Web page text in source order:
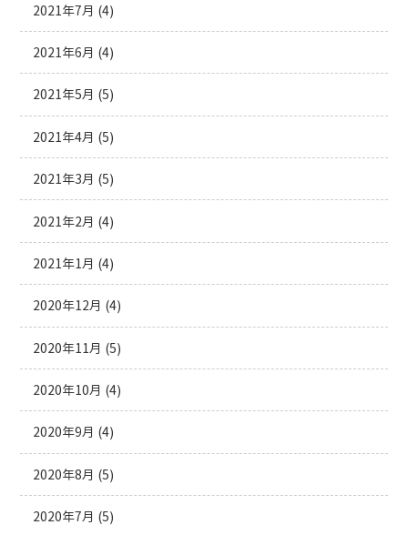
2021年7月 (4)
2021年6月 (4)
2021年5月 (5)
2021年4月 (5)
2021年3月 (5)
2021年2月 (4)
2021年1月 (4)
2020年12月 (4)
2020年11月 (5)
2020年10月 (4)
2020年9月 (4)
2020年8月 (5)
2020年7月 (5)